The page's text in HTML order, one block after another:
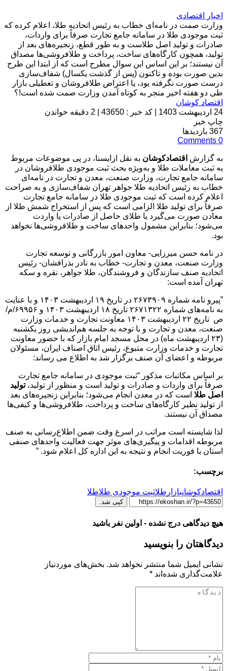
اخبار اقتصادی
وزارت صمت در نامه‌ای خطاب به رئیس اتحادیه طلا، اعلام کرده که
ثبت موجودی طلا در سامانه جامع تجارت صرفاً برای واردات،
صادرات و تولید اصل طلاست و به طور قطع، زنجیره‌های بعد از
تولید، همچون کارگاه‌های ساخت، پرداخت و طلافروشی‌ها مصداق
آن نیستند؛ بر این اساس این سوال مطرح است که از ابتدا این طرح
بدین صورت بوده و تاکنون (پس از گذشت یکسال) شفاف‌سازی
درست صورت نگرفته بود، یا اعتراض طلافروشان و تعطیلی بازار
طی دو هفته اخیر منجر به کوتاه آمدن وزارت صمت شده است!؟
اقتصاد کوشان
24 اردیبهشت 1403
کد خبر : 43650
2 دقیقه خواندن
چاپ خبر
367 بازدیدها
0
Comments
به گزارش اقتصادکوشان به نقل ازایسنا، در پی موضوعات مربوط
به ثبت معاملات طلا و به‌ویژه بحث ثبت موجودی طلافروشان در
سامانه جامع تجارت، وزارت صنعت، معدن و تجارت در نامه‌ای
خطاب به رئیس اتحادیه طلا جواهر تهران شفاف‌سازی و به صراحت
اعلام کرده است که ثبت موجودی طلا در سامانه جامع تجارت
صرفاً برای تولید طلا الزامی است که پس از استخراج شمش طلا از
معادن صورت می‌گیرد یا طلای حاصل از صادرات یا واردت
می‌شود؛ بنابراین مشمول واحدهای ساخت و طلافروشی‌ها نخواهد
بود.
در نامه‌ حسن میرزایی- معاون امور بازرگانی و توسعه تجارت
وزارت صنعت، معدن و تجارت- خطاب به نادر بذرافشان- رئیس
اتحادیه صنف سازندگان و فروشندگان، طلا جواهر، نقره و سکه
تهران آمده است:
”پیرو نامه شماره ۲۶۷۳۹۰۹ در تاریخ ۱۹ اردیبهشت ۱۴۰۳ و با عنایت
به نامه‌های شماره ۲۶۷۱۳۲۲ تاریخ ۱۸ اردیبهشت ۱۴۰۳ و ۶۹۹۵۶/م/
ص تاریخ ۲۲ اردیبهشت ۱۴۰۳ معاونت تجارت و خدمات وزارت
صنعت، معدن و تجارت و با توجه به جلسه هم‌اندیشی روز یکشنبه
(٢٣ اردیبهشت ماه) در محل مسجد امام بازار که با حضور معاونت
تجارت و خدمات وزارت متبوع، رئیس اتاق اصناف ایران، مسئولان
مربوطه و اعضای آن صنف برگزار شد به اطلاع می رساند:
بر اساس مکاتبات مذکور “ثبت موجودی در سامانه جامع تجارت
صرفاً برای واردات و صادرات و تولید است و منظور از تولید،تولید
اصل طلا است که در معدن انجام می‌شود؛ بنابراین زنجیره‌های بعد
از تولید نظیر کارگاه‌های ساخت و پرداخت، طلافروشی‌ها و کیفی‌ها
مصداق آن نیستند.
لذا شایسته است مراتب در اسرع وقت ضمن اطلاع‌رسانی به صنف
مربوطه اقدامات و پیگیری‌های موثر جهت فعالیت واحدهای صنفی
استان با فوریت انجام و نتیجه به این اداره کل اعلام شود. ”
برچسب:
اقتصادکوشانبازارطلاثبت موجودی طلاطلا
کپی شد.
هیچ دیدگاهی درج نشده - اولین نفر باشید
دیدگاهتان را بنویسید
نشانی ایمیل شما منتشر نخواهد شد. بخش‌های موردنیاز
علامت‌گذاری شده‌اند *